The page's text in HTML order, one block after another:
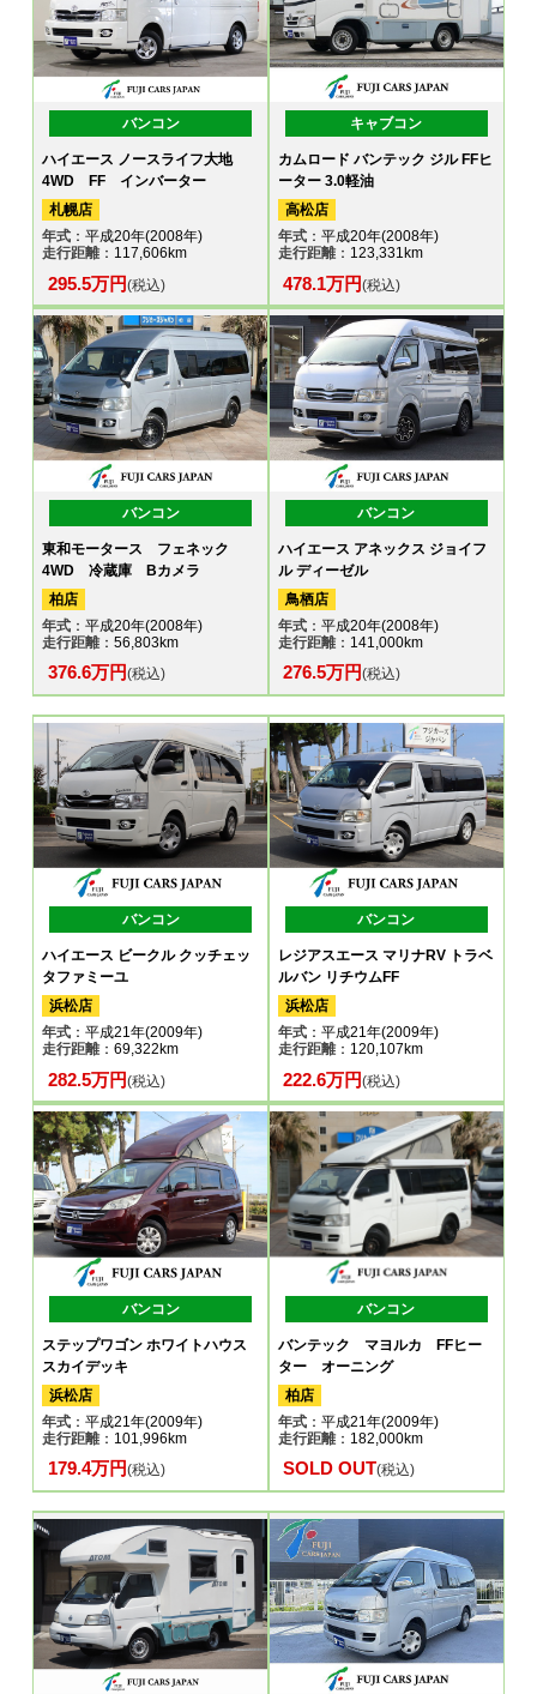
バンコン
ハイエース ノースライフ大地
4WD FF インバーター
札幌店
年式 ：平成20年(2008年)
走行距離：117,606km
295.5万円(税込)
キャブコン
カムロード バンテック ジル FFヒ
ーター 3.0軽油
高松店
年式：平成20年(2008年)
走行距離：123,331km
478.1万円(税込)
バンコン
東和モータース フェネック
4WD 冷蔵庫 Bカメラ
柏店
年式 ：平成20年(2008年)
走行距離：56,803km
376.6万円(税込)
バンコン
ハイエース アネックス ジョイフ
ル ディーゼル
鳥栖店
年式：平成20年(2008年)
走行距離：141,000km
276.5万円(税込)
バンコン
ハイエース ビークル クッチェッ
タファミーユ
浜松店
年式 ：平成21年(2009年)
走行距離：69,322km
282.5万円(税込)
バンコン
レジアスエース マリナRV トラベ
ルバン リチウムFF
浜松店
年式：平成21年(2009年)
走行距離：120,107km
222.6万円(税込)
バンコン
ステップワゴン ホワイトハウス
スカイデッキ
浜松店
年式 ：平成21年(2009年)
走行距離：101,996km
179.4万円(税込)
バンコン
バンテック マヨルカ FFヒー
ター オーニング
柏店
年式：平成21年(2009年)
走行距離：182,000km
SOLD OUT(税込)